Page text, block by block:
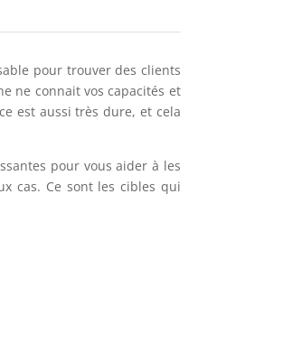
pour trouver des clients
ne connait vos capacités et
est aussi très dure, et cela
pour vous aider à les
cas. Ce sont les cibles qui